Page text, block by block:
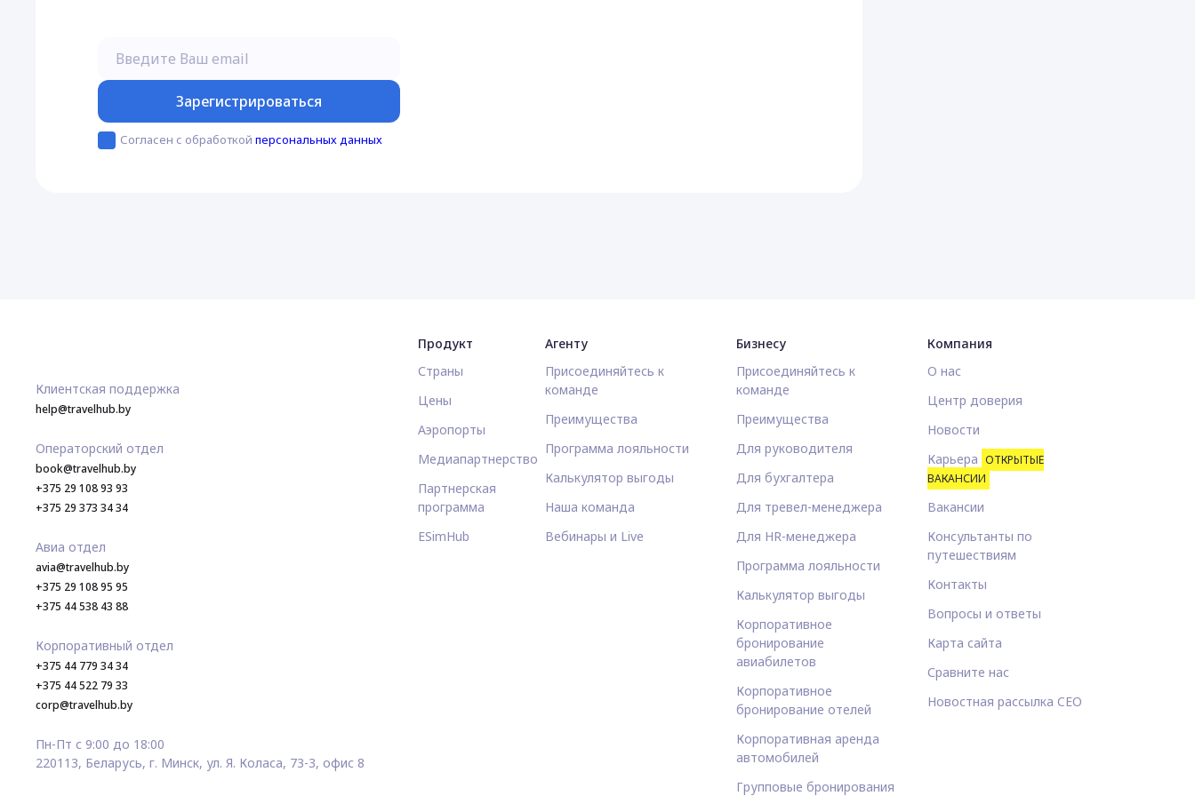
Зарегистрироваться
Согласен с обработкой персональных данных
Клиентская поддержка
help@travelhub.by
Операторский отдел
book@travelhub.by
+375 29 108 93 93
+375 29 373 34 34
Авиа отдел
avia@travelhub.by
+375 29 108 95 95
+375 44 538 43 88
Корпоративный отдел
+375 44 779 34 34
+375 44 522 79 33
corp@travelhub.by
Пн-Пт с 9:00 до 18:00
220113, Беларусь, г. Минск, ул. Я. Коласа, 73-3, офис 8
Продукт
Страны
Цены
Аэропорты
Медиапартнерство
Партнерская
программа
ESimHub
Агенту
Присоединяйтесь к
команде
Преимущества
Программа лояльности
Калькулятор выгоды
Наша команда
Вебинары и Live
Бизнесу
Присоединяйтесь к
команде
Преимущества
Для руководителя
Для бухгалтера
Для тревел-менеджера
Для HR-менеджера
Программа лояльности
Калькулятор выгоды
Корпоративное
бронирование
авиабилетов
Корпоративное
бронирование отелей
Корпоративная аренда
автомобилей
Групповые бронирования
Компания
О нас
Центр доверия
Новости
Карьера ОТКРЫТЫЕ
ВАКАНСИИ
Вакансии
Консультанты по
путешествиям
Контакты
Вопросы и ответы
Карта сайта
Сравните нас
Новостная рассылка CEO